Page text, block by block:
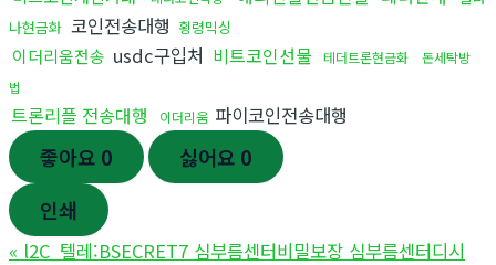
나현금화 코인전송대행 횡령믹싱
이더리움전송 usdc구입처 비트코인선물 테더트론현금화
돈세탁방
법
트론리플 전송대행 이더리움 파이코인전송대행
좋아요 0 싫어요 0
인쇄
« l2C_텔레:BSECRET7 심부름센터비밀보장 심부름센터디시